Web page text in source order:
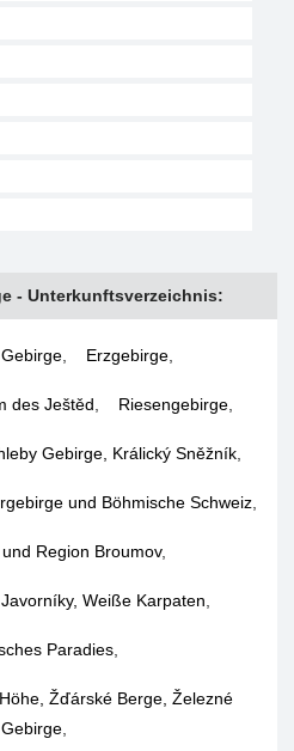
- Unterkunftsverzeichnis:
, Erzgebirge,
des Ještěd Riesengebirge
Gebirge, Králický Sněžník,
und Böhmische Schweiz,
Region Broumov,
Weiße Karpaten
Paradies,
Žďárské Berge, Železné
Gebirge,